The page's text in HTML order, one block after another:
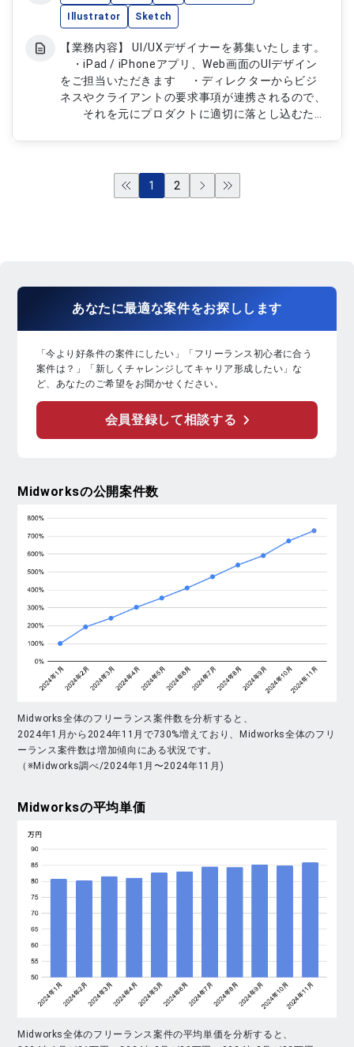
Illustrator Sketch
【業務内容】 UI/UXデザイナーを募集いたします。
・iPad / iPhoneアプリ、Web画面のUIデザイン
をご担当いただきます ・ディレクターからビジ
ネスやクライアントの要求事項が連携されるので、
それを元にプロダクトに適切に落とし込むため
（UIやグラフィックの品質確認）も業務に含まれま
す ・案件によっては、ユーザーヒアリングの同
デザイン主導の提案業務のサポートをいただくこと
があります
1 2
あなたに最適な案件をお探し します
「今より好条件の案件にしたい」「フリーランス初心者に合う
案件は？」「新しくチャレンジしてキャリア形成したい」な
ど、あなたのご希望をお聞かせください。
会員登録して相談する
Midworksの公開案件数
Midworks全体のフリーランス案件数を分析すると、
2024年1月から2024年11月で730%増えており、Midworks全体のフリ
ーランス案件数は増加傾向にある状況です。
（※Midworks調べ/2024年1月〜2024年11月)
Midworksの平均単価
Midworks全体のフリーランス案件の平均単価を分析すると、